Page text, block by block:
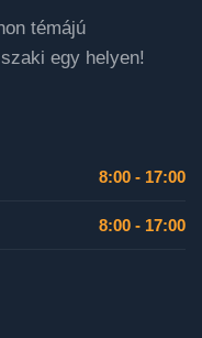
témájú
egy helyen!
8:00 - 17:00
8:00 - 17:00